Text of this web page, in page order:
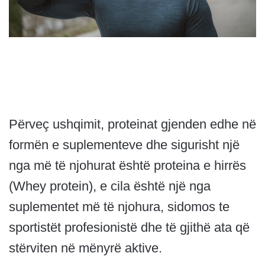
Përveç ushqimit, proteinat gjenden edhe në
formën e suplementeve dhe sigurisht një
nga më të njohurat është proteina e hirrës
(Whey protein), e cila është një nga
suplementet më të njohura, sidomos te
sportistët profesionistë dhe të gjithë ata që
stërviten në mënyrë aktive.